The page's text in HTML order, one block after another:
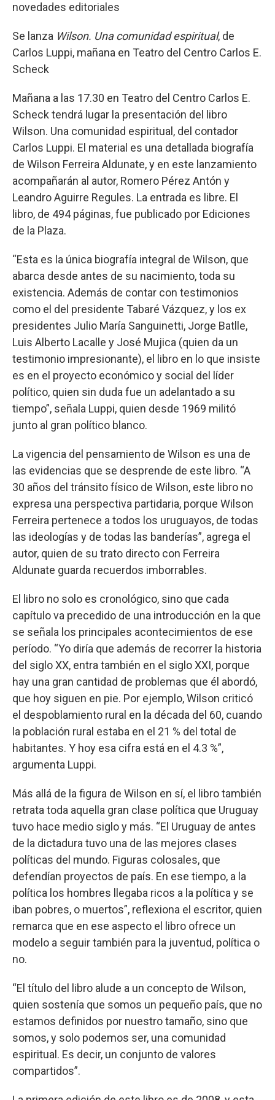
novedades editoriales
Se lanza Wilson. Una comunidad espiritual, de
Carlos Luppi, mañana en Teatro del Centro Carlos E.
Scheck
Mañana a las 17.30 en Teatro del Centro Carlos E.
Scheck tendrá lugar la presentación del libro
Wilson. Una comunidad espiritual, del contador
Carlos Luppi. El material es una detallada biografía
de Wilson Ferreira Aldunate, y en este lanzamiento
acompañarán al autor, Romero Pérez Antón y
Leandro Aguirre Regules. La entrada es libre. El
libro, de 494 páginas, fue publicado por Ediciones
de la Plaza.
“Esta es la única biografía integral de Wilson, que
abarca desde antes de su nacimiento, toda su
existencia. Además de contar con testimonios
como el del presidente Tabaré Vázquez, y los ex
presidentes Julio María Sanguinetti, Jorge Batlle,
Luis Alberto Lacalle y José Mujica (quien da un
testimonio impresionante), el libro en lo que insiste
es en el proyecto económico y social del líder
político, quien sin duda fue un adelantado a su
tiempo”, señala Luppi, quien desde 1969 militó
junto al gran político blanco.
La vigencia del pensamiento de Wilson es una de
las evidencias que se desprende de este libro. “A
30 años del tránsito físico de Wilson, este libro no
expresa una perspectiva partidaria, porque Wilson
Ferreira pertenece a todos los uruguayos, de todas
las ideologías y de todas las banderías”, agrega el
autor, quien de su trato directo con Ferreira
Aldunate guarda recuerdos imborrables.
El libro no solo es cronológico, sino que cada
capítulo va precedido de una introducción en la que
se señala los principales acontecimientos de ese
período. “Yo diría que además de recorrer la historia
del siglo XX, entra también en el siglo XXI, porque
hay una gran cantidad de problemas que él abordó,
que hoy siguen en pie. Por ejemplo, Wilson criticó
el despoblamiento rural en la década del 60, cuando
la población rural estaba en el 21 % del total de
habitantes. Y hoy esa cifra está en el 4.3 %”,
argumenta Luppi.
Más allá de la figura de Wilson en sí, el libro también
retrata toda aquella gran clase política que Uruguay
tuvo hace medio siglo y más. “El Uruguay de antes
de la dictadura tuvo una de las mejores clases
políticas del mundo. Figuras colosales, que
defendían proyectos de país. En ese tiempo, a la
política los hombres llegaba ricos a la política y se
iban pobres, o muertos”, reflexiona el escritor, quien
remarca que en ese aspecto el libro ofrece un
modelo a seguir también para la juventud, política o
no.
“El título del libro alude a un concepto de Wilson,
quien sostenía que somos un pequeño país, que no
estamos definidos por nuestro tamaño, sino que
somos, y solo podemos ser, una comunidad
espiritual. Es decir, un conjunto de valores
compartidos”.